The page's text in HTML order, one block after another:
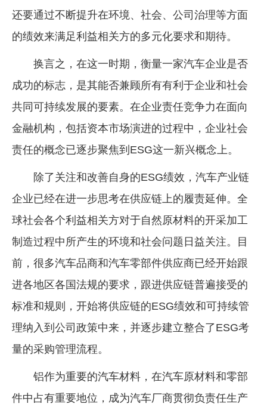
还要通过不断提升在环境、社会、公司治理等方面
的绩效来满足利益相关方的多元化要求和期待。
换言之，在这一时期，衡量一家汽车企业是否
成功的标志，是其能否兼顾所有有利于企业和社会
共同可持续发展的要素。在企业责任竞争力在面向
金融机构，包括资本市场演进的过程中，企业社会
责任的概念已逐步聚焦到ESG这一新兴概念上。
除了关注和改善自身的ESG绩效，汽车产业链
企业已经在进一步思考在供应链上的履责延伸。全
球社会各个利益相关方对于自然原材料的开采加工
制造过程中所产生的环境和社会问题日益关注。目
前，很多汽车品商和汽车零部件供应商已经开始跟
进各地区各国法规的要求，跟进供应链普遍接受的
标准和规则，开始将供应链的ESG绩效和可持续管
理纳入到公司政策中来，并逐步建立整合了ESG考
量的采购管理流程。
铝作为重要的汽车材料，在汽车原材料和零部
件中占有重要地位，成为汽车厂商贯彻负责任生产